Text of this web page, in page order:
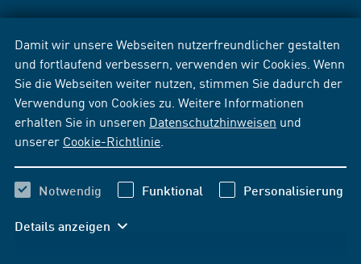
Damit wir unsere Webseiten nutzerfreundlicher gestalten
und fortlaufend verbessern, verwenden wir Cookies. Wenn
Sie die Webseiten weiter nutzen, stimmen Sie dadurch der
Verwendung von Cookies zu. Weitere Informationen
erhalten Sie in unseren Datenschutzhinweisen und
unserer Cookie-Richtlinie
Notwendig Funktional Personalisierung
Details anzeigen